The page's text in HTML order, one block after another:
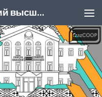
Учреждение "Костанайский высший колледж Казпотребсоюза"